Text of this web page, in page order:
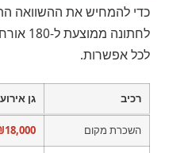
כדי להמחיש את ההשוואה
לכל אפשרות.
רכיב גן
השכרת מקום